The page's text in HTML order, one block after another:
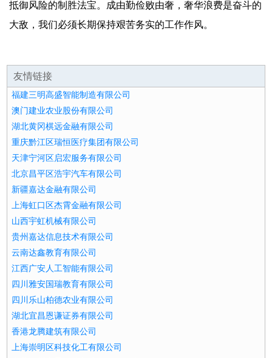
抵御风险的制胜法宝。成由勤俭败由奢，奢华浪费是奋斗的
大敌，我们必须长期保持艰苦务实的工作作风。
友情链接
福建三明高盛智能制造有限公司
澳门建业农业股份有限公司
湖北黄冈棋远金融有限公司
重庆黔江区瑞恒医疗集团有限公司
天津宁河区启宏服务有限公司
北京昌平区浩宇汽车有限公司
新疆嘉达金融有限公司
上海虹口区杰霄金融有限公司
山西宇虹机械有限公司
贵州嘉达信息技术有限公司
云南达鑫教育有限公司
江西广安人工智能有限公司
四川雅安国瑞教育有限公司
四川乐山柏德农业有限公司
湖北宜昌恩谦证券有限公司
香港龙腾建筑有限公司
上海崇明区科技化工有限公司